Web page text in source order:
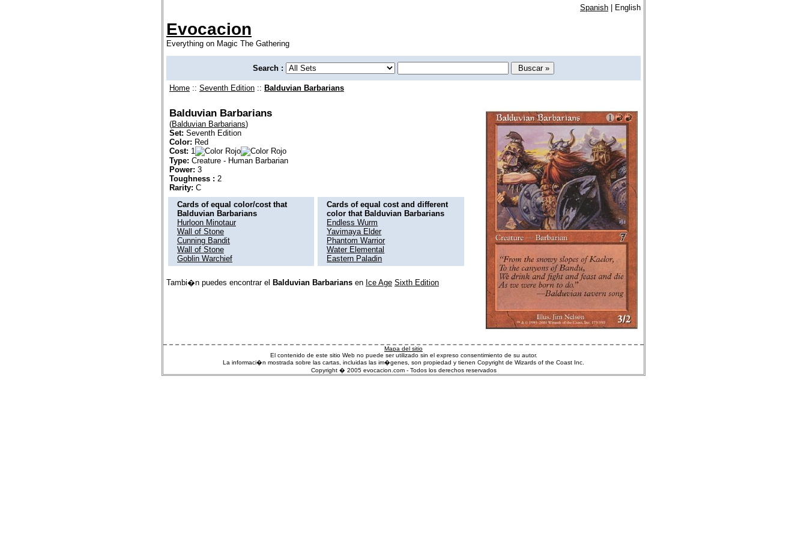
Spanish | English
Evocacion
Everything on Magic The Gathering
Search :
Home :: Seventh Edition :: Balduvian Barbarians
Balduvian Barbarians
(Balduvian Barbarians)
Set: Seventh Edition
Color: Red
Cost: 1
Type: Creature - Human Barbarian
Power: 3
Toughness : 2
Rarity: C
Cards of equal color/cost that
Balduvian Barbarians
Hurloon Minotaur
Wall of Stone
Cunning Bandit
Wall of Stone
Goblin Warchief
Cards of equal cost and different
color that Balduvian Barbarians
Endless Wurm
Yavimaya Elder
Phantom Warrior
Water Elemental
Eastern Paladin
Tambi�n puedes encontrar el Balduvian Barbarians en Ice Age Sixth Edition
Mapa del sitio
El contenido de este sitio Web no puede ser utilizado sin el expreso consentimiento de su autor.
La informaci�n mostrada sobre las cartas, incluidas las im�genes, son propiedad y tienen Copyright de Wizards of the Coast Inc.
Copyright � 2005 evocacion.com - Todos los derechos reservados